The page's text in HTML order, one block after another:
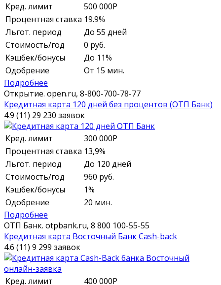
Кред. лимит 500 000Р
Процентная ставка 19.9%
Льгот. период
До 55 дней
Стоимость/год
0 руб.
Кэшбек/бонусы
До 11%
Одобрение
От 15 мин.
Подробнее
Открытие. open.ru, 8-800-700-78-77
Кредитная карта 120 дней без процентов (ОТП Банк)
4.9 (11) 29 230 заявок
Кред. лимит 300 000Р
Процентная ставка 13,9%
Льгот. период
До 120 дней
Стоимость/год
960 руб.
Кэшбек/бонусы
1%
Одобрение
20 мин.
Подробнее
ОТП Банк. otpbank.ru, 8 800 100-55-55
Кредитная карта Восточный Банк Cash-back
4.6 (11) 9 299 заявок
Кред. лимит 400 000Р